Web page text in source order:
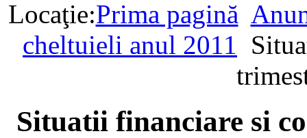
Locaţie:Prima pagină
cheltuieli anul 2011
Situatii financiare si